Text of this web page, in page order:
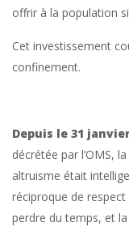
offrir à la population
Cet investissement
confinement.
Depuis le 31
décrétée par l’OMS,
altruisme était
réciproque de respect
perdre du temps, et